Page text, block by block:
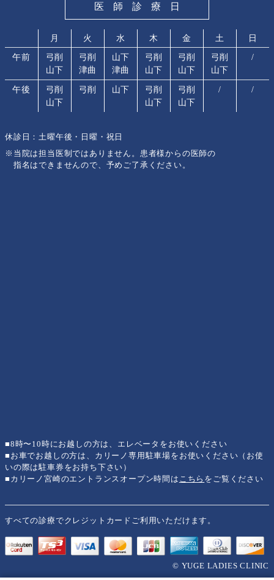
医師診療日
月 火 水 木 金 土 日
午前
弓削
山下
弓削
津曲
山下
津曲
弓削
山下
弓削
山下
弓削
山下
/
午後
弓削
山下
弓削 山下
弓削
山下
弓削
山下
/ /
休診日：土曜午後・日曜・祝日
※当院は担当医制ではありません。患者様からの医師の
指名はできませんので、予めご了承ください。
■8時〜10時にお越しの方は、エレベータをお使いください
■お車でお越しの方は、カリーノ専用駐車場をお使いください（お使
いの際は駐車券をお持ち下さい）
■カリーノ宮崎のエントランスオープン時間は こちら をご覧ください
すべての診療でクレジットカードご利用いただけます。
© YUGE LADIES CLINIC